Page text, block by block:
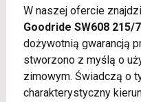
W naszej ofercie
Goodride SW608 215/
dożywotnią gwarancją
stworzono z myślą o
zimowym. Świadczą o
charakterystyczny